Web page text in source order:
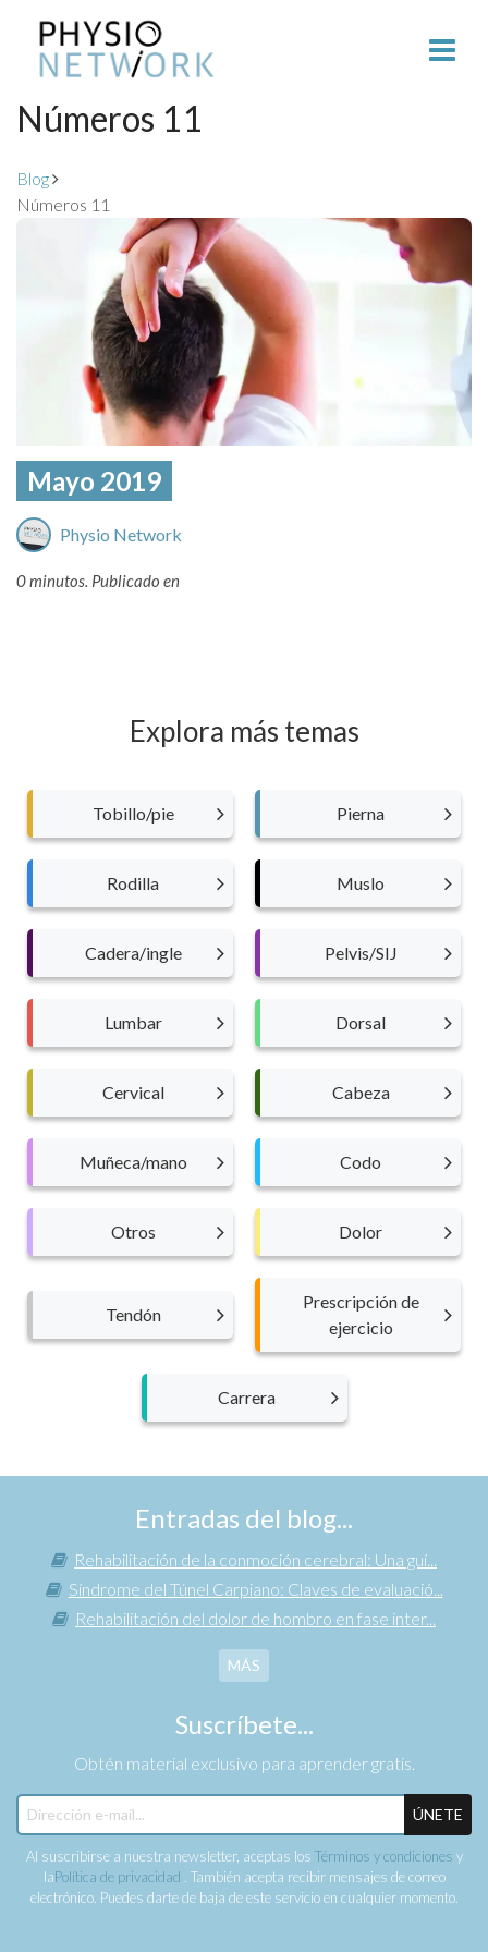
Números 11
Blog
Números 11
Mayo 2019
Physio Network
0 minutos. Publicado en
Explora más temas
Tobillo/pie Pierna
Rodilla Muslo
Cadera/ingle Pelvis/SIJ
Lumbar Dorsal
Cervical Cabeza
Muñeca/mano Codo
Otros Dolor
Tendón
Prescripción de
ejercicio
Carrera
Entradas del blog...
Rehabilitación de la conmoción cerebral: Una guí...
Síndrome del Túnel Carpiano: Claves de evaluació...
Rehabilitación del dolor de hombro en fase inter...
MÁS
Suscríbete...
Obtén material exclusivo para aprender gratis.
ÚNETE
Al suscribirse a nuestra newsletter, aceptas los Términos y condiciones y
laPolítica de privacidad
. También acepta recibir mensajes de correo
electrónico. Puedes darte de baja de este servicio en cualquier momento.